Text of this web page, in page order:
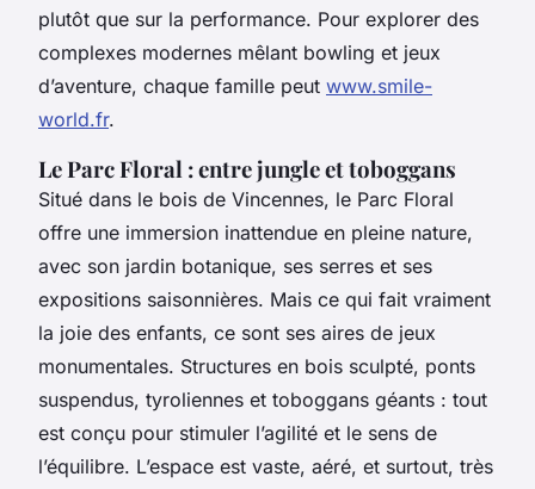
plutôt que sur la performance. Pour explorer des
complexes modernes mêlant bowling et jeux
d’aventure, chaque famille peut www.smile-
world.fr.
Le Parc Floral : entre jungle et toboggans
Situé dans le bois de Vincennes, le Parc Floral
offre une immersion inattendue en pleine nature,
avec son jardin botanique, ses serres et ses
expositions saisonnières. Mais ce qui fait vraiment
la joie des enfants, ce sont ses aires de jeux
monumentales. Structures en bois sculpté, ponts
suspendus, tyroliennes et toboggans géants : tout
est conçu pour stimuler l’agilité et le sens de
l’équilibre. L’espace est vaste, aéré, et surtout, très